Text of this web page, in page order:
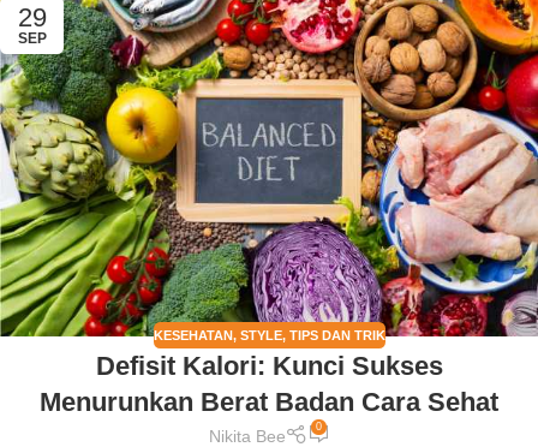
29
SEP
KESEHATAN, STYLE, TIPS DAN TRIK
Defisit Kalori: Kunci Sukses
Menurunkan Berat Badan Cara Sehat
Nikita Bee 0